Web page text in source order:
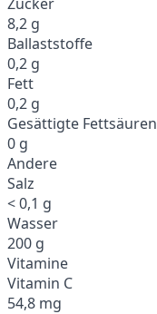
8,2 g
Ballaststoffe
0,2 g
Fett
0,2 g
Gesättigte Fettsäuren
0 g
Andere
Salz
< 0,1 g
Wasser
200 g
Vitamine
Vitamin C
54,8 mg